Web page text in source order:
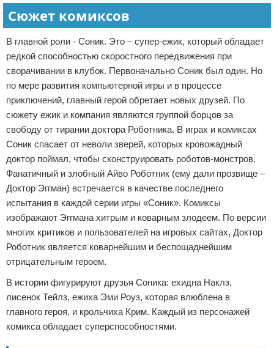
Сюжет комиксов
В главной роли - Соник. Это – супер-ежик, который обладает
редкой способностью скоростного передвижения при
сворачивании в клубок. Первоначально Соник был один. Но
по мере развития компьютерной игры и в процессе
приключений, главный герой обретает новых друзей. По
сюжету ежик и компания являются группой борцов за
свободу от тирании доктора Роботника. В играх и комиксах
Соник спасает от неволи зверей, которых кровожадный
доктор поймал, чтобы сконструировать роботов-монстров.
Фанатичный и злобный Айво Роботник (ему дали прозвище –
Доктор Эггман) встречается в качестве последнего
испытания в каждой серии игры «Соник». Комиксы
изображают Эггмана хитрым и коварным злодеем. По версии
многих критиков и пользователей на игровых сайтах, Доктор
Роботник является коварнейшим и беспощаднейшим
отрицательным героем.
В истории фигурируют друзья Соника: ехидна Наклз,
лисенок Тейлз, ежиха Эми Роуз, которая влюблена в
главного героя, и крольчиха Крим. Каждый из персонажей
комикса обладает суперспособностями.